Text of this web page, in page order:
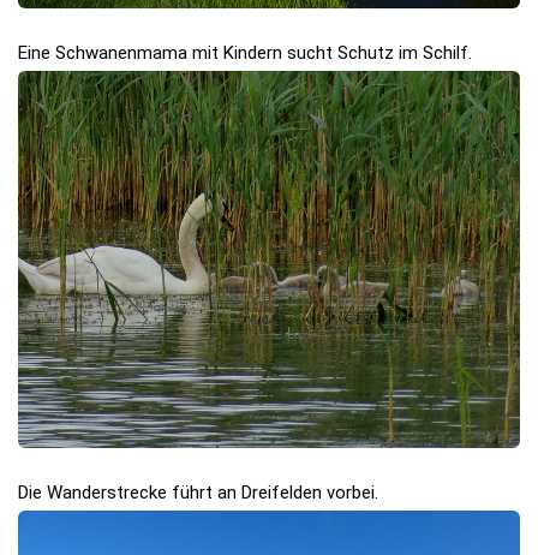
Eine Schwanenmama mit Kindern sucht Schutz im Schilf.
Die Wanderstrecke führt an Dreifelden vorbei.